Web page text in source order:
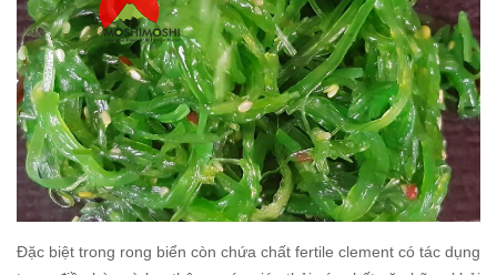
Đặc biệt trong rong biển còn chứa chất fertile clement có tác dụng